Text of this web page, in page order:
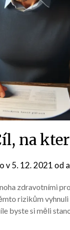
na
v5. 12. 2021 od
zdravotními
rizikům
byste si měli